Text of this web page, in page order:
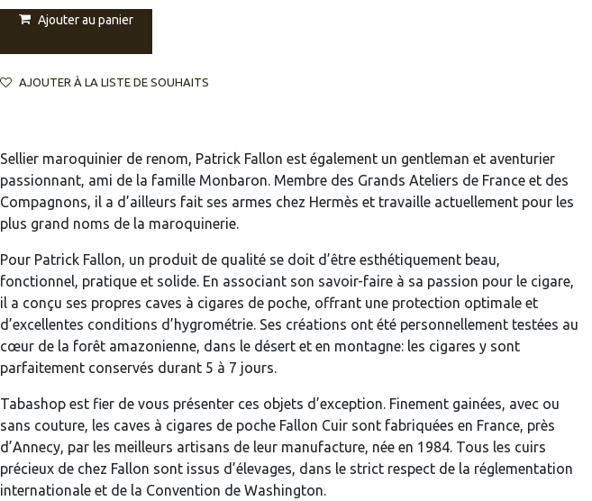
Ajouter au panier
AJOUTER À LA LISTE DE SOUHAITS
Sellier maroquinier de renom, Patrick Fallon est également un gentleman et aventurier
passionnant, ami de la famille Monbaron. Membre des Grands Ateliers de France et des
Compagnons, il a d’ailleurs fait ses armes chez Hermès et travaille actuellement pour les
plus grand noms de la maroquinerie.
Pour Patrick Fallon, un produit de qualité se doit d’être esthétiquement beau,
fonctionnel, pratique et solide. En associant son savoir-faire à sa passion pour le cigare,
il a conçu ses propres caves à cigares de poche, offrant une protection optimale et
d’excellentes conditions d’hygrométrie. Ses créations ont été personnellement testées au
cœur de la forêt amazonienne, dans le désert et en montagne: les cigares y sont
parfaitement conservés durant 5 à 7 jours.
Tabashop est fier de vous présenter ces objets d’exception. Finement gainées, avec ou
sans couture, les caves à cigares de poche Fallon Cuir sont fabriquées en France, près
d’Annecy, par les meilleurs artisans de leur manufacture, née en 1984. Tous les cuirs
précieux de chez Fallon sont issus d’élevages, dans le strict respect de la réglementation
internationale et de la Convention de Washington.